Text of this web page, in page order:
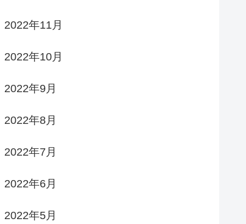
2022年11月
2022年10月
2022年9月
2022年8月
2022年7月
2022年6月
2022年5月